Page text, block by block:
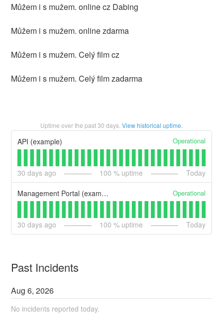
Můžem i s mužem. online cz Dabing
Můžem i s mužem. online zdarma
Můžem i s mužem. Celý film cz
Můžem i s mužem. Celý film zadarma
Uptime over the past30 days. View historical uptime.
API (example) Operational
30 days ago 100 % uptime Today
Management Portal (example) Operational
30 days ago 100 % uptime Today
Past Incidents
Aug6,2026
No incidents reported today.